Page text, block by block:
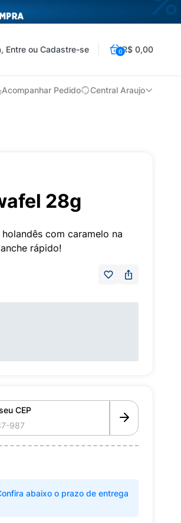
Entre ou Cadastre-se 0R$ 0,00
Acompanhar Pedido Central Araujo
28g
com caramelo na
rápido!
CEP
abaixo o prazo de entrega